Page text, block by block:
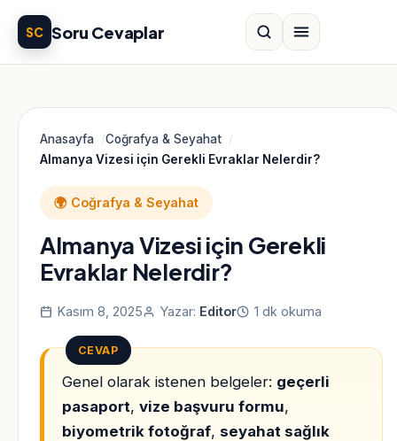
SC Soru Cevaplar
Anasayfa
Coğrafya & Seyahat
Almanya Vizesi için Gerekli Evraklar Nelerdir?
🌍 Coğrafya & Seyahat
Almanya Vizesi için Gerekli
Evraklar Nelerdir?
Kasım 8, 2025 Yazar: Editor 1 dk okuma
CEVAP
Genel olarak istenen belgeler: geçerli
pasaport, vize başvuru formu,
biyometrik fotoğraf, seyahat sağlık